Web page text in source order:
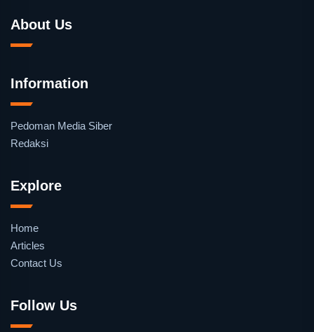
About Us
Information
Pedoman Media Siber
Redaksi
Explore
Home
Articles
Contact Us
Follow Us